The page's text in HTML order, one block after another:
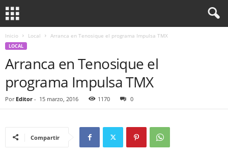
Inicio Local Arranca en Tenosique el programa Impulsa TMX
LOCAL
Arranca en Tenosique el
programa Impulsa TMX
Por Editor - 15 marzo, 2016 1170 0
Compartir